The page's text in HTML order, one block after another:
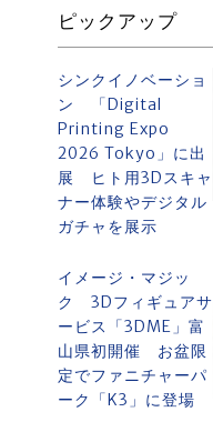
ピックアップ
シンクイノベーショ
ン 「Digital
Printing Expo
2026 Tokyo」に出
展 ヒト用3Dスキャ
ナー体験やデジタル
ガチャを展示
イメージ・マジッ
ク 3Dフィギュアサ
ービス「3DME」富
山県初開催 お盆限
定でファニチャーパ
ーク「K3」に登場